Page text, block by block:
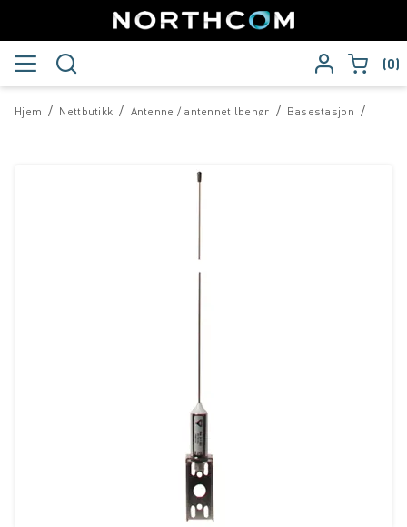
0
/
Hjem /
Nettbutikk /
Antenne / antennetilbehør /
Basestasjon